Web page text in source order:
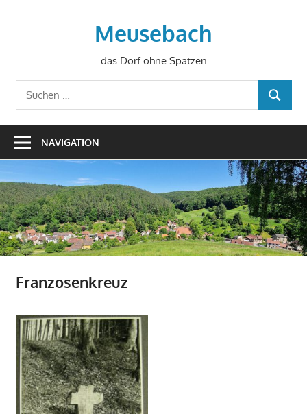
Meusebach
das Dorf ohne Spatzen
Suchen
nach:
SUCHEN
NAVIGATION
Franzosenkreuz